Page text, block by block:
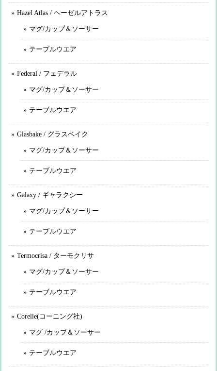
Hazel Atlas / ヘーゼルアトラス
マグ/カップ＆ソーサー
テーブルウエア
Federal / フェデラル
マグ/カップ＆ソーサー
テーブルウエア
Glasbake / グラスベイク
マグ/カップ＆ソーサー
テーブルウエア
Galaxy / ギャラクシー
マグ/カップ＆ソーサー
テーブルウエア
Termocrisa / ターモクリサ
マグ/カップ＆ソーサー
テーブルウエア
Corelle(コーニング社)
マグ /カップ＆ソーサー
テーブルウエア